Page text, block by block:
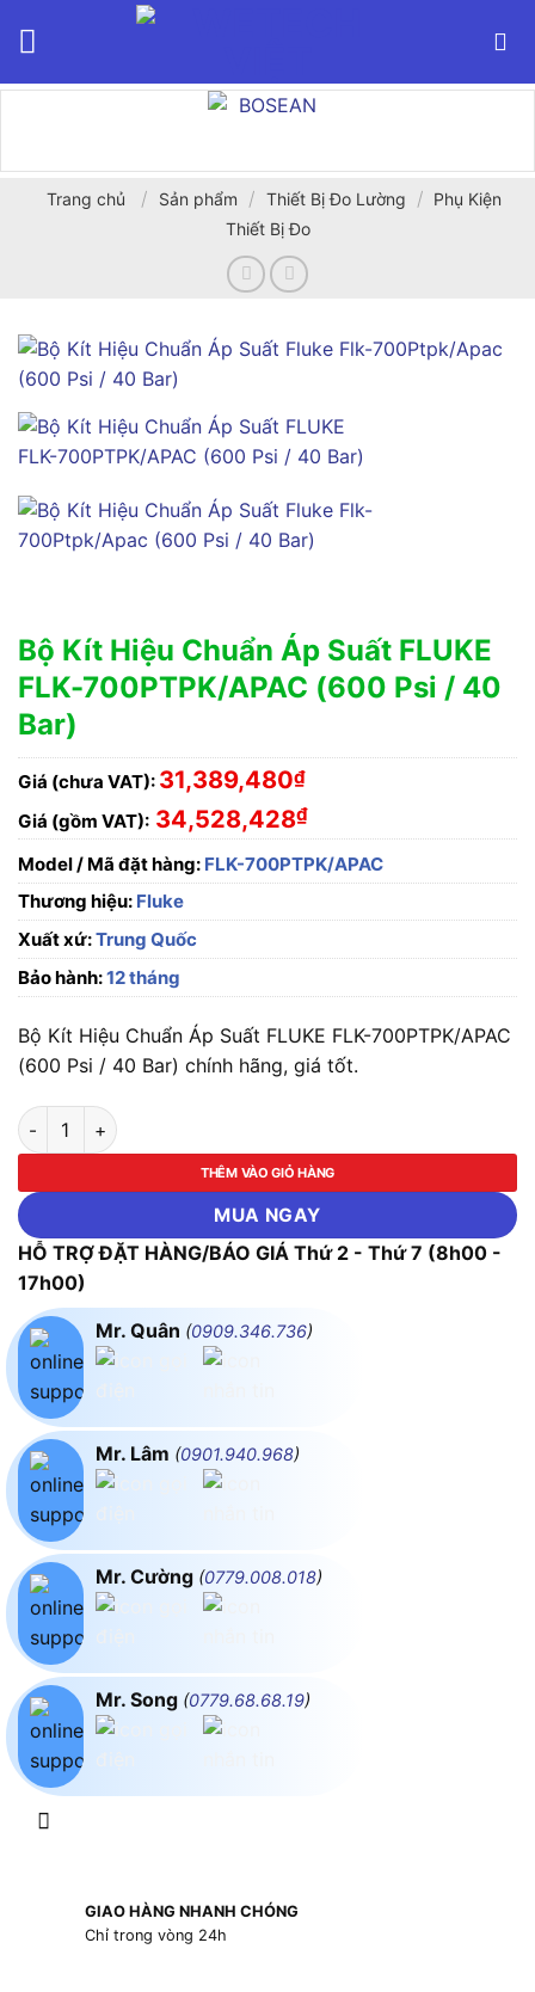
Trang chủ / Sản phẩm / Thiết Bị Đo Lường / Phụ Kiện
Thiết Bị Đo
Bộ Kít Hiệu Chuẩn Áp Suất FLUKE
FLK-700PTPK/APAC (600 Psi / 40
Bar)
Giá (chưa VAT): 31,389,480₫
Giá (gồm VAT): 34,528,428₫
Model / Mã đặt hàng: FLK-700PTPK/APAC
Thương hiệu: Fluke
Xuất xứ:Trung Quốc
Bảo hành:12 tháng
Bộ Kít Hiệu Chuẩn Áp Suất FLUKE FLK-700PTPK/APAC
(600 Psi / 40 Bar) chính hãng, giá tốt.
Bộ Kít Hiệu Chuẩn Áp Suất FLUKE FLK-700PTPK/APAC (600
THÊM VÀO GIỎ HÀNG
MUA NGAY
HỖ TRỢ ĐẶT HÀNG/BÁO GIÁ Thứ 2 - Thứ 7 (8h00 -
17h00)
Mr. Quân (0909.346.736)
Mr. Lâm (0901.940.968)
Mr. Cường (0779.008.018)
Mr. Song (0779.68.68.19)
GIAO HÀNG NHANH CHÓNG
Chỉ trong vòng 24h